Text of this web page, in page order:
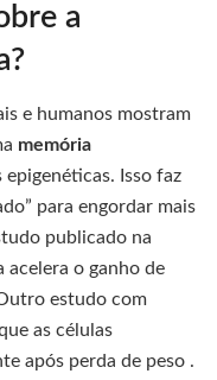
a
e humanos mostram
memória
Isso faz
para engordar mais
publicado na
acelera o ganho de
estudo com
as células
após perda de peso .